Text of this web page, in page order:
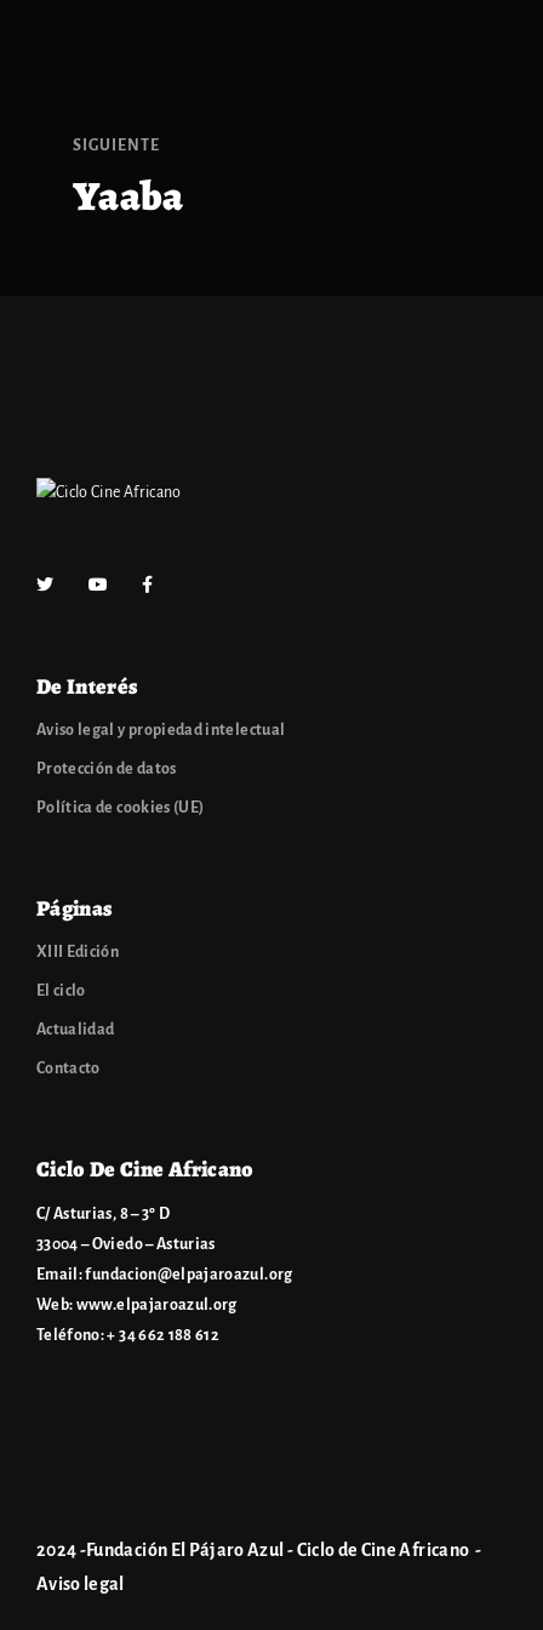
SIGUIENTE
Yaaba
De Interés
Aviso legal y propiedad intelectual
Protección de datos
Política de cookies (UE)
Páginas
XIII Edición
El ciclo
Actualidad
Contacto
Ciclo De Cine Africano
C/ Asturias, 8 – 3º D
33004 – Oviedo – Asturias
Email:fundacion@elpajaroazul.org
Web: www.elpajaroazul.org
Teléfono: + 34 662 188 612
2024 -Fundación El Pájaro Azul - Ciclo de Cine Africano -
Aviso legal